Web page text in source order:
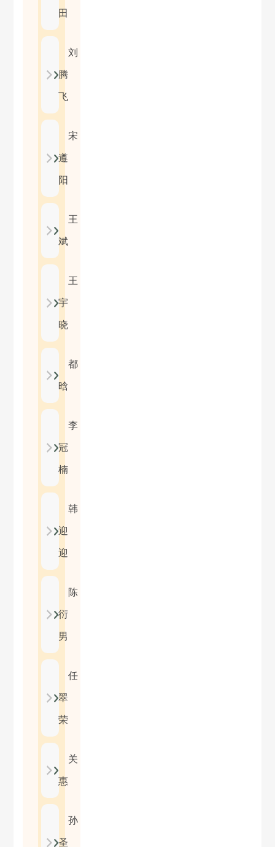
田
刘
腾
飞
宋
遵
阳
王
斌
王
宇
晓
都
晗
李
冠
楠
韩
迎
迎
陈
衍
男
任
翠
荣
关
惠
孙
圣